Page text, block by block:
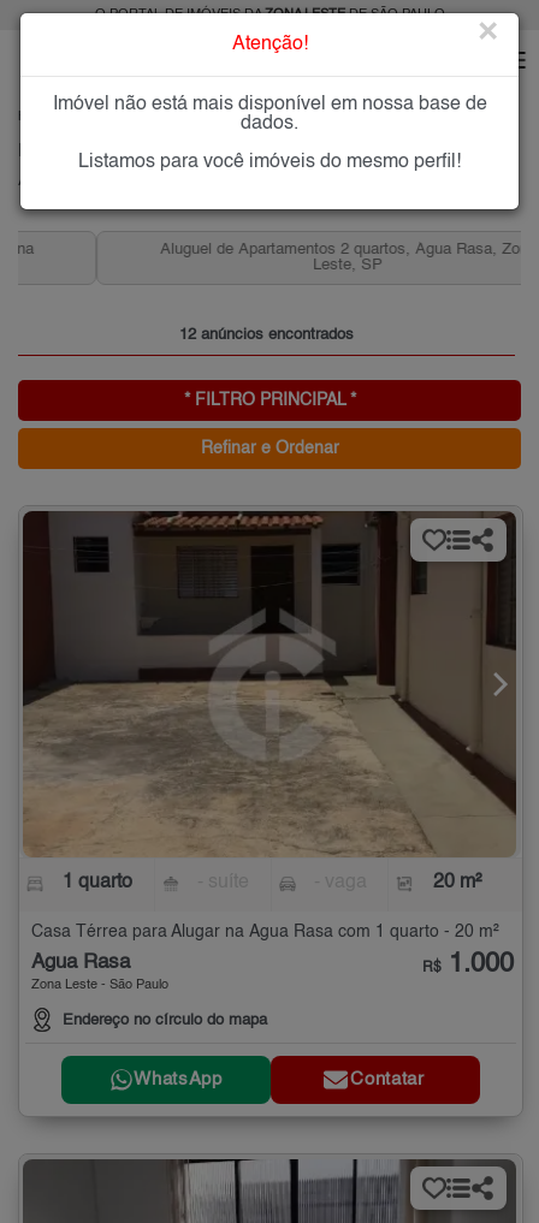
O PORTAL DE IMÓVEIS DAZONA LESTEDE SÃO PAULO
ÁGUA RASA
Imóveis para Alugar na Água Rasa, Zona Leste de São Paulo, SP
Água Rasa, Zona Leste
Aluguel de Apartamentos 2 quartos, Água Rasa, Zona
12 anúncios encontrados
* FILTRO PRINCIPAL *
Refinar e Ordenar
1 quarto 20 m²
Casa Térrea para Alugar na Água Rasa com 1 quarto - 20 m²
Água Rasa
Zona Leste - São Paulo
Endereço no círculo do mapa
R$ 1.000
WhatsApp Contatar
Atenção! ×
Imóvel não está mais disponível em nossa base de
dados.
Listamos para você imóveis do mesmo perfil!